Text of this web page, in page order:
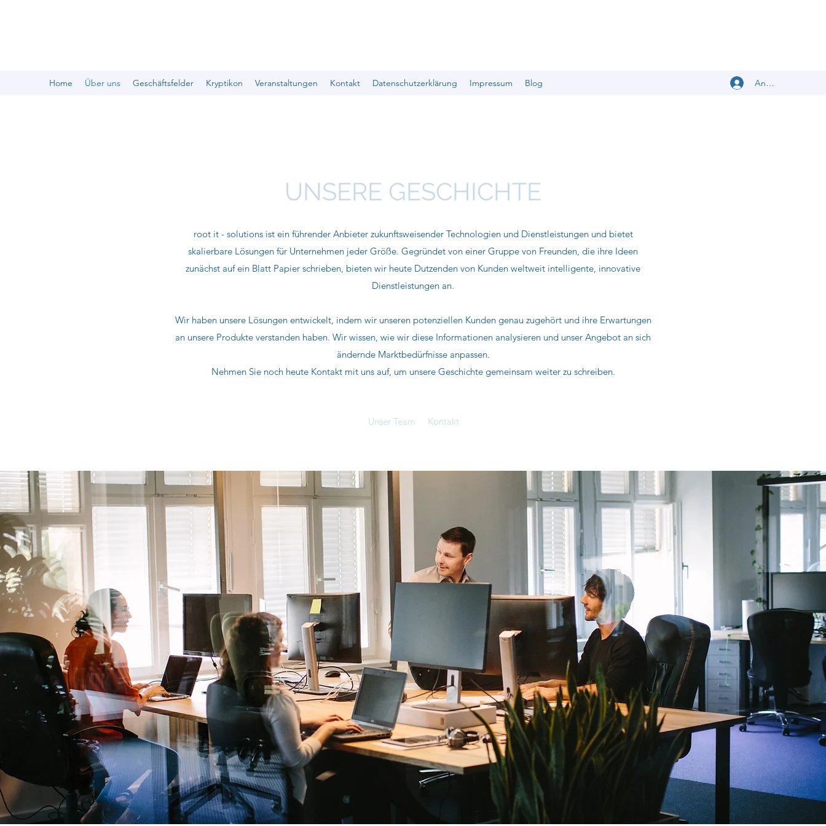
Home Über uns Geschäftsfelder Kryptikon Veranstaltungen Kontakt Datenschutzerklärung Impressum Blog Anmelden
UNSERE GESCHICHTE
root it - solutions ist ein führender Anbieter zukunftsweisender Technologien und Dienstleistungen und bietet
skalierbare Lösungen für Unternehmen jeder Größe. Gegründet von einer Gruppe von Freunden, die ihre Ideen
zunächst auf ein Blatt Papier schrieben, bieten wir heute Dutzenden von Kunden weltweit intelligente, innovative
Dienstleistungen an.
Wir haben unsere Lösungen entwickelt, indem wir unseren potenziellen Kunden genau zugehört und ihre Erwartungen
an unsere Produkte verstanden haben. Wir wissen, wie wir diese Informationen analysieren und unser Angebot an sich
ändernde Marktbedürfnisse anpassen.
Nehmen Sie noch heute Kontakt mit uns auf, um unsere Geschichte gemeinsam weiter zu schreiben.
Unser Team Kontakt